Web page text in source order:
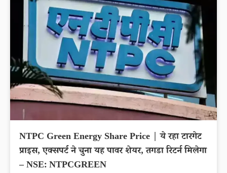
NTPC Green Energy Share Price | ये रहा टारगेट
प्राइस, एक्सपर्ट ने चुना यह पावर शेयर, तगडा रिटर्न मिलेगा
– NSE: NTPCGREEN